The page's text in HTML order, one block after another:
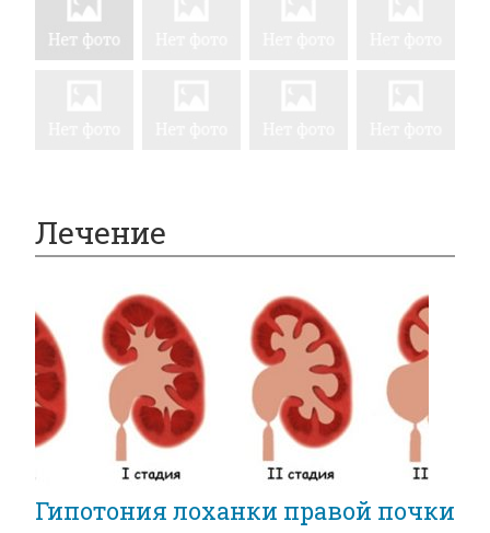
Лечение
Гипотония лоханки правой почки